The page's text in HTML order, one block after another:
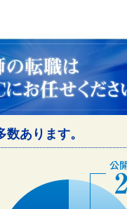
あります。